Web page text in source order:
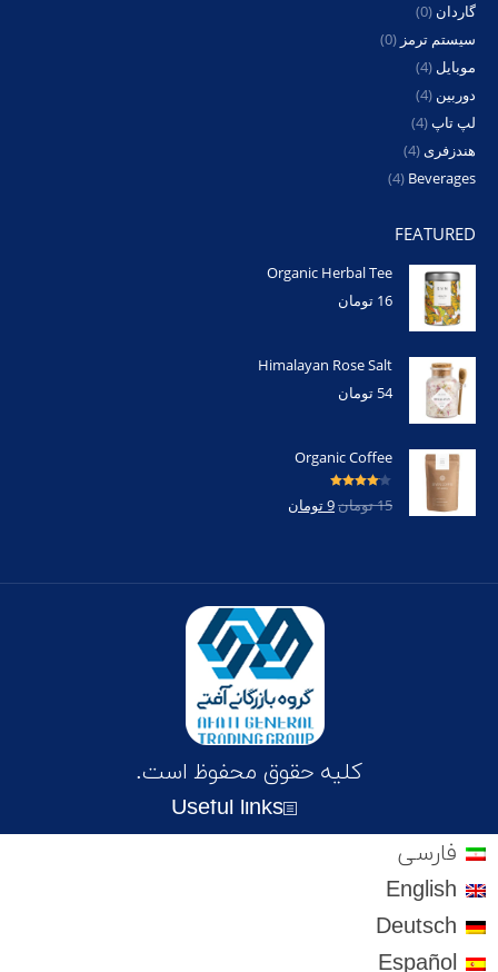
گاردان (0)
سیستم ترمز (0)
موبایل (4)
دوربین (4)
لپ تاپ(4)
هندزفری(4)
Beverages
(4)
FEATURED
Organic Herbal Tee
16 تومان
Himalayan Rose Salt
54 تومان
Organic Coffee
امتیاز4.00
از 5 15تومان9تومان
کلیه حقوق محفوظ است.
Useful links
فارسی
English
Deutsch
Español